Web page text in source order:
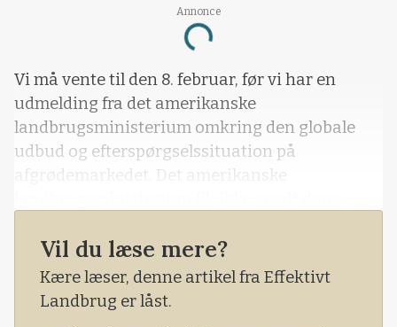
Annonce
Loading...
Vi må vente til den 8. februar, før vi har en
udmelding fra det amerikanske
landbrugsministerium omkring den globale
udbud og efterspørgselssituation på
afgrødemarkedet. Det amerikanske
resten af senatet ikke kunne nå til enighed om
finansloven for 2019. Derfor blev blandt andet
de ansatte i landbrugsministeriet sent hjem fra
Vil du læse mere?
Kære læser, denne artikel fra Effektivt
Landbrug er låst.